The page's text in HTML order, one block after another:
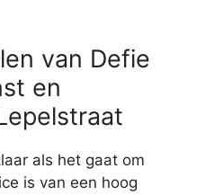
van Defie
en
als het gaat om
is van een hoog